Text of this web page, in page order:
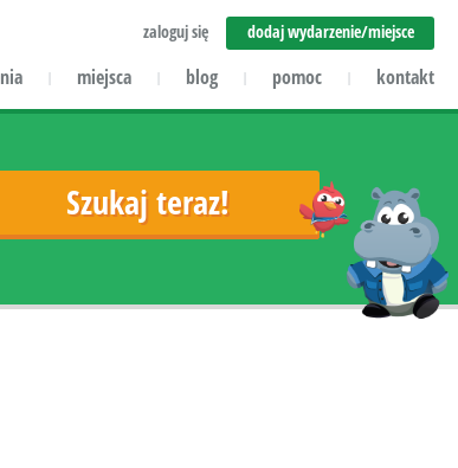
zaloguj się dodaj wydarzenie/miejsce
| miejsca | blog | pomoc | kontakt